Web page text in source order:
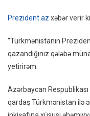
Prezident.az xəbər verir
“Türkmənistanın
qazandığınız qələbə
yetirirəm.
Azərbaycan
qardaş Türkmənistan ilə